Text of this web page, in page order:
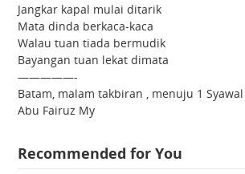
Jangkar kapal mulai ditarik
Mata dinda berkaca-kaca
Walau tuan tiada bermudik
Bayangan tuan lekat dimata
—————-
Batam, malam takbiran , menuju 1
Abu Fairuz My
Recommended for You